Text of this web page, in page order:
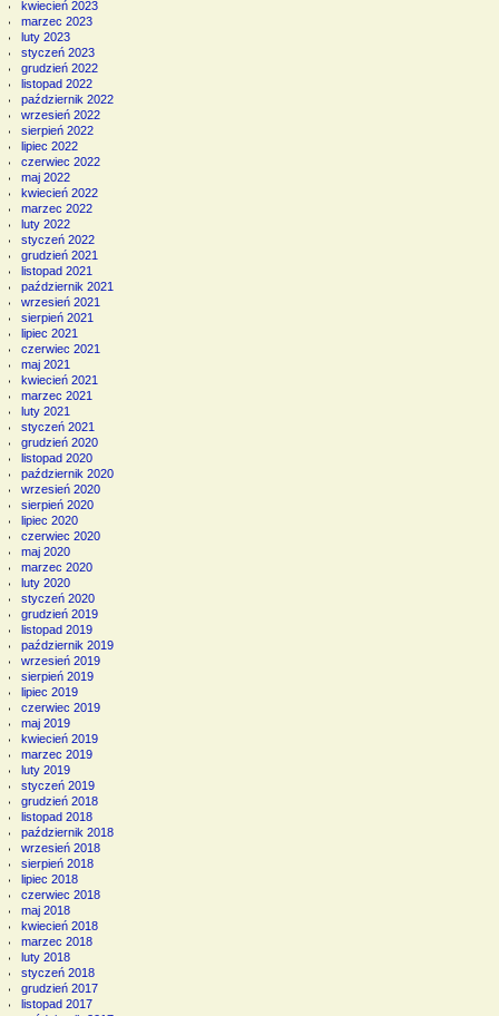
kwiecień 2023
marzec 2023
luty 2023
styczeń 2023
grudzień 2022
listopad 2022
październik 2022
wrzesień 2022
sierpień 2022
lipiec 2022
czerwiec 2022
maj 2022
kwiecień 2022
marzec 2022
luty 2022
styczeń 2022
grudzień 2021
listopad 2021
październik 2021
wrzesień 2021
sierpień 2021
lipiec 2021
czerwiec 2021
maj 2021
kwiecień 2021
marzec 2021
luty 2021
styczeń 2021
grudzień 2020
listopad 2020
październik 2020
wrzesień 2020
sierpień 2020
lipiec 2020
czerwiec 2020
maj 2020
marzec 2020
luty 2020
styczeń 2020
grudzień 2019
listopad 2019
październik 2019
wrzesień 2019
sierpień 2019
lipiec 2019
czerwiec 2019
maj 2019
kwiecień 2019
marzec 2019
luty 2019
styczeń 2019
grudzień 2018
listopad 2018
październik 2018
wrzesień 2018
sierpień 2018
lipiec 2018
czerwiec 2018
maj 2018
kwiecień 2018
marzec 2018
luty 2018
styczeń 2018
grudzień 2017
listopad 2017